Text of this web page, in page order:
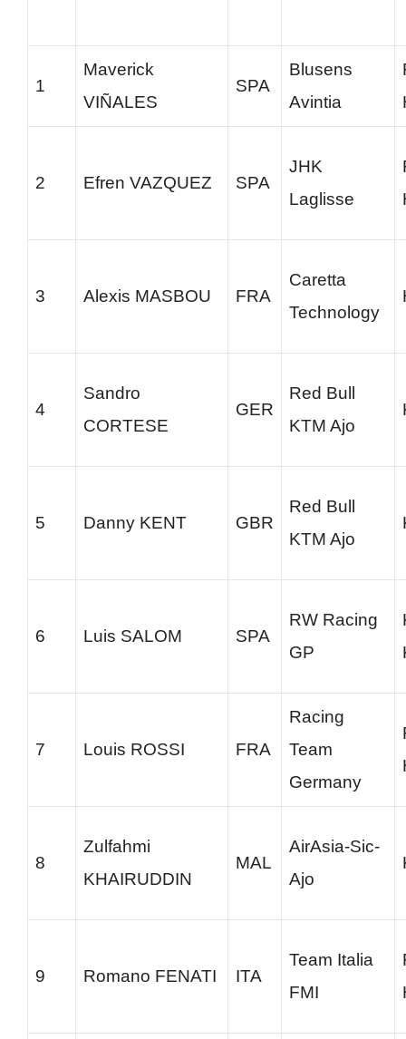
1
Maverick
VIÑALES
SPA
Blusens
Avintia
2 Efren VAZQUEZ SPA
JHK
Laglisse
3 Alexis MASBOU FRA
Caretta
Technology
4
Sandro
CORTESE
GER
Red Bull
KTM Ajo
5 Danny KENT GBR
Red Bull
KTM Ajo
6 Luis SALOM SPA
RW Racing
GP
7 Louis ROSSI FRA
Racing
Team
Germany
8
Zulfahmi
KHAIRUDDIN
MAL
AirAsia-Sic-
Ajo
9 Romano FENATI ITA
Team Italia
FMI